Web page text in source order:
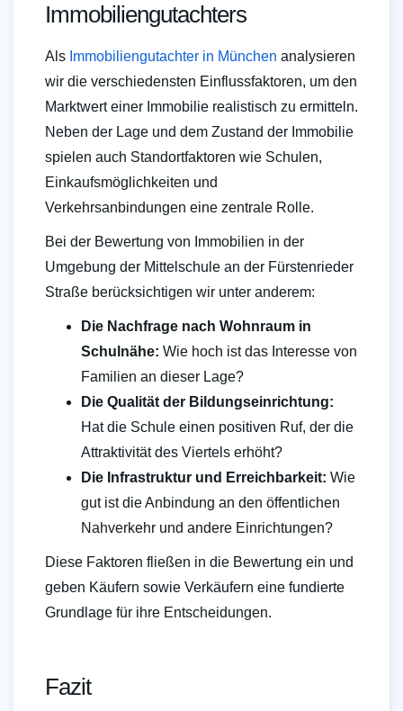
Immobiliengutachters
Als Immobiliengutachter in München analysieren
wir die verschiedensten Einflussfaktoren, um den
Marktwert einer Immobilie realistisch zu ermitteln.
Neben der Lage und dem Zustand der Immobilie
spielen auch Standortfaktoren wie Schulen,
Einkaufsmöglichkeiten und
Verkehrsanbindungen eine zentrale Rolle.
Bei der Bewertung von Immobilien in der
Umgebung der Mittelschule an der Fürstenrieder
Straße berücksichtigen wir unter anderem:
Die Nachfrage nach Wohnraum in
Schulnähe: Wie hoch ist das Interesse von
Familien an dieser Lage?
Die Qualität der Bildungseinrichtung:
Hat die Schule einen positiven Ruf, der die
Attraktivität des Viertels erhöht?
Die Infrastruktur und Erreichbarkeit: Wie
gut ist die Anbindung an den öffentlichen
Nahverkehr und andere Einrichtungen?
Diese Faktoren fließen in die Bewertung ein und
geben Käufern sowie Verkäufern eine fundierte
Grundlage für ihre Entscheidungen.
Fazit